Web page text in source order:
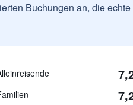
Buchungen an, die